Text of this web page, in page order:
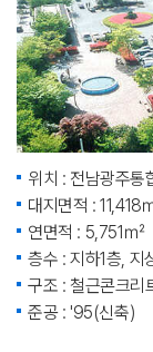
위치 : 전남광주통
대지면적 : 11,418
연면적 : 5,751㎡
층수 : 지하1층, 지
구조 : 철근콘크리
준공 : '95(신축)